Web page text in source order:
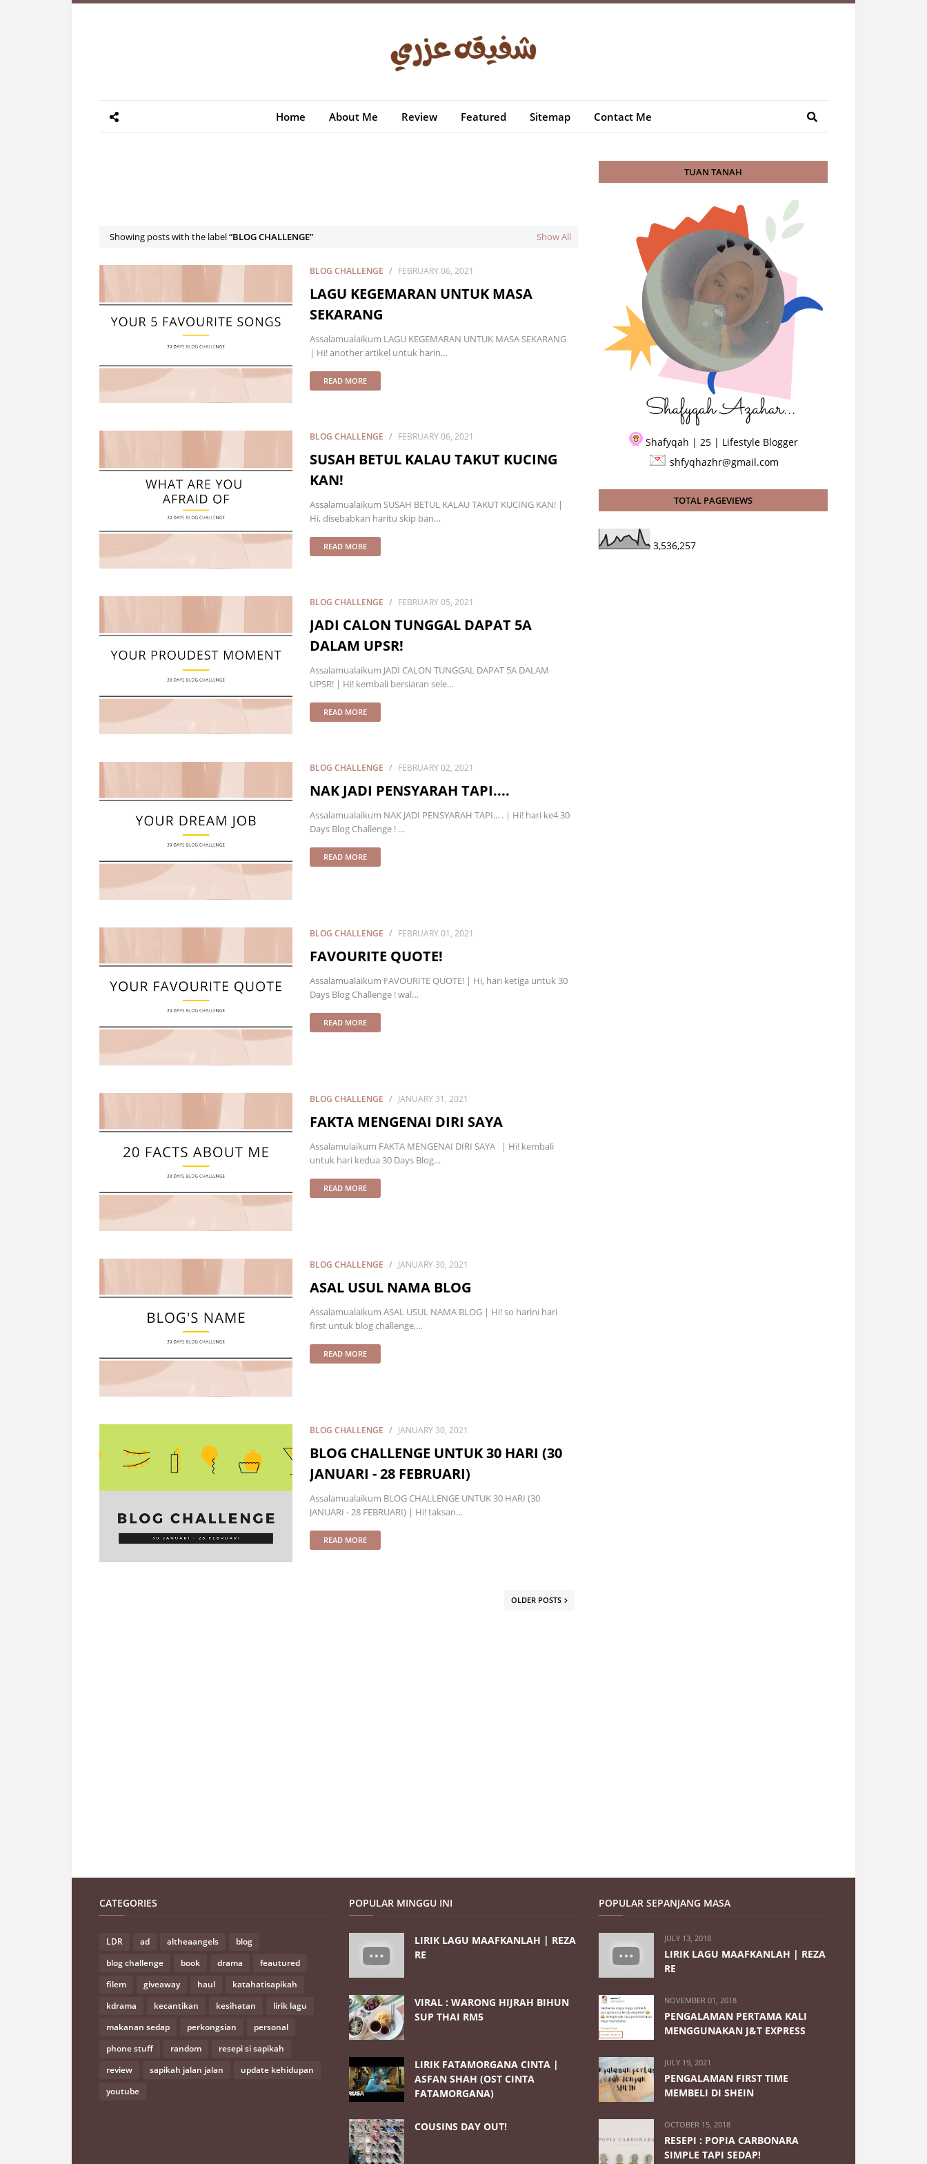
Home About Me Review Featured Sitemap Contact Me
Showing posts with the label BLOG CHALLENGE Show All
BLOG CHALLENGE FEBRUARY 06, 2021
LAGU KEGEMARAN UNTUK MASA
SEKARANG
Assalamualaikum LAGU KEGEMARAN UNTUK MASA SEKARANG
| Hi! another artikel untuk harin…
READ MORE
BLOG CHALLENGE FEBRUARY 06, 2021
SUSAH BETUL KALAU TAKUT KUCING
KAN!
Assalamualaikum SUSAH BETUL KALAU TAKUT KUCING KAN! |
Hi, disebabkan haritu skip ban…
READ MORE
BLOG CHALLENGE FEBRUARY 05, 2021
JADI CALON TUNGGAL DAPAT 5A
DALAM UPSR!
Assalamualaikum JADI CALON TUNGGAL DAPAT 5A DALAM
UPSR! | Hi! kembali bersiaran sele…
READ MORE
BLOG CHALLENGE FEBRUARY 02, 2021
NAK JADI PENSYARAH TAPI....
Assalamualaikum NAK JADI PENSYARAH TAPI... . | Hi! hari ke4 30
Days Blog Challenge ! …
READ MORE
BLOG CHALLENGE FEBRUARY 01, 2021
FAVOURITE QUOTE!
Assalamualaikum FAVOURITE QUOTE! | Hi, hari ketiga untuk 30
Days Blog Challenge ! wal…
READ MORE
BLOG CHALLENGE JANUARY 31, 2021
FAKTA MENGENAI DIRI SAYA
Assalamulaikum FAKTA MENGENAI DIRI SAYA | Hi! kembali
untuk hari kedua 30 Days Blog…
READ MORE
BLOG CHALLENGE JANUARY 30, 2021
ASAL USUL NAMA BLOG
Assalamualaikum ASAL USUL NAMA BLOG | Hi! so harini hari
first untuk blog challenge,…
READ MORE
BLOG CHALLENGE JANUARY 30, 2021
BLOG CHALLENGE UNTUK 30 HARI (30
JANUARI - 28 FEBRUARI)
Assalamualaikum BLOG CHALLENGE UNTUK 30 HARI (30
JANUARI - 28 FEBRUARI) | Hi! taksan…
READ MORE
OLDER POSTS
TUAN TANAH
Shafyqah | 25 | Lifestyle Blogger
shfyqhazhr@gmail.com
TOTAL PAGEVIEWS
3,536,257
CATEGORIES
LDR ad altheaangels
blog
blog challenge
book drama
feautured
filem
giveaway haul
katahatisapikah
kdrama
kecantikan kesihatan
lirik lagu
makanan sedap
perkongsian
personal
phone stuff
random
resepi si sapikah
review
sapikah jalan jalan
update kehidupan
youtube
POPULAR MINGGU INI
LIRIK LAGU MAAFKANLAH | REZA
RE
VIRAL : WARONG HIJRAH BIHUN
SUP THAI RM5
LIRIK FATAMORGANA CINTA |
ASFAN SHAH (OST CINTA
FATAMORGANA)
COUSINS DAY OUT!
POPULAR SEPANJANG MASA
JULY 13, 2018
LIRIK LAGU MAAFKANLAH | REZA
RE
NOVEMBER 01, 2018
PENGALAMAN PERTAMA KALI
MENGGUNAKAN J&T EXPRESS
JULY 19, 2021
PENGALAMAN FIRST TIME
MEMBELI DI SHEIN
OCTOBER 15, 2018
RESEPI : POPIA CARBONARA
SIMPLE TAPI SEDAP!